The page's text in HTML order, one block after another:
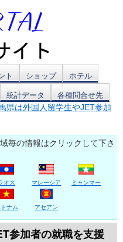
ト ショップ
ホテル
統計データ 各種問合せ先
県は外国人留学生やJET参加
の情報はクリックして下さ
オス マレーシア ミャンマー
ナム アセアン
参加者の就職を支援